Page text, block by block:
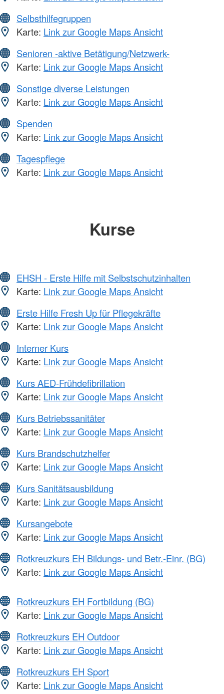
Selbsthilfegruppen
Karte: Link zur Google Maps Ansicht
Senioren -aktive Betätigung/Netzwerk-
Karte: Link zur Google Maps Ansicht
Sonstige diverse Leistungen
Karte: Link zur Google Maps Ansicht
Spenden
Karte: Link zur Google Maps Ansicht
Tagespflege
Karte: Link zur Google Maps Ansicht
Kurse
EHSH - Erste Hilfe mit Selbstschutzinhalten
Karte: Link zur Google Maps Ansicht
Erste Hilfe Fresh Up für Pflegekräfte
Karte: Link zur Google Maps Ansicht
Interner Kurs
Karte: Link zur Google Maps Ansicht
Kurs AED-Frühdefibrillation
Karte: Link zur Google Maps Ansicht
Kurs Betriebssanitäter
Karte: Link zur Google Maps Ansicht
Kurs Brandschutzhelfer
Karte: Link zur Google Maps Ansicht
Kurs Sanitätsausbildung
Karte: Link zur Google Maps Ansicht
Kursangebote
Karte: Link zur Google Maps Ansicht
Rotkreuzkurs EH Bildungs- und Betr.-Einr. (BG)
Karte: Link zur Google Maps Ansicht
Rotkreuzkurs EH Fortbildung (BG)
Karte: Link zur Google Maps Ansicht
Rotkreuzkurs EH Outdoor
Karte: Link zur Google Maps Ansicht
Rotkreuzkurs EH Sport
Karte: Link zur Google Maps Ansicht